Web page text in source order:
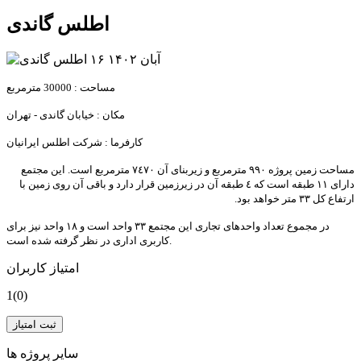
اطلس گاندی
۱۶ آبان ۱۴۰۲
مساحت : 30000 مترمربع
مکان : خیابان گاندی - تهران
کارفرما : شرکت اطلس ایرانیان
مساحت زمین پروژه ٩٩٠ مترمربع و زیربنای آن ٧٤٧٠ مترمربع است. این مجتمع
دارای ١١ طبقه است که ٤ طبقه آن در زیرزمین قرار دارد و باقی آن روی زمین با
ارتفاع کل ٣٣ متر خواهد بود.
در مجموع تعداد واحدهای تجاری این مجتمع ٣٣ واحد است و ۱۸ واحد نیز برای
کاربری اداری در نظر گرفته شده است.
امتیاز کاربران
1(0)
ثبت امتیاز
سایر پروژه ها